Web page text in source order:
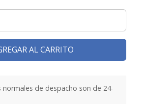
AL CARRITO
de despacho son de 24-